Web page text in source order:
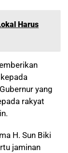
Harus
yang
rakyat
H. Sun Biki
jaminan